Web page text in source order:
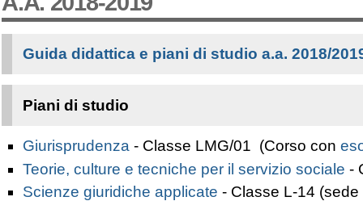
Guida didatticae piani di studio a.a. 2018/
Piani di studio
Giurisprudenza- Classe LMG/01 (Corso con
Teorie, culture e tecniche per il servizio sociale -
Scienze giuridiche applicate - Classe L-14